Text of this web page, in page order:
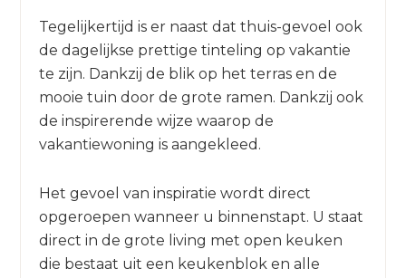
Tegelijkertijd is er naast dat thuis-gevoel ook
de dagelijkse prettige tinteling op vakantie
te zijn. Dankzij de blik op het terras en de
mooie tuin door de grote ramen. Dankzij ook
de inspirerende wijze waarop de
vakantiewoning is aangekleed.
Het gevoel van inspiratie wordt direct
opgeroepen wanneer u binnenstapt. U staat
direct in de grote living met open keuken
die bestaat uit een keukenblok en alle